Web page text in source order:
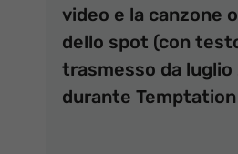
video e la canzone
dello spot (con
trasmesso da luglio
durante